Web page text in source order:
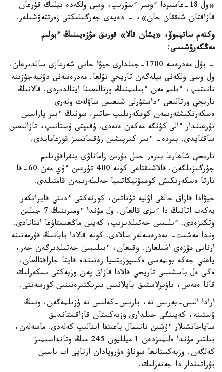
«ول 18-عاسىردا ءومىر ءسۇرىپ، وسى ولكەدە بيلىك قۇرعان
قازاقتان شىققان حان»، - دەيدى جەرگىلىكتى زەرتتەۋشىلەر.
وكتەم ساتيموۆ، «يشان قالا» قورىق مۋزەيىنىڭ ءبولىم
مەڭگەرۋشىسى:
- بۇل مەدرەسە 1700-جىلدارى حيۋا حانى شەرعازى سالدىرعان.
ول وسى ولكەنى بيلەگەن تاريحي تۇلعا. مەدرەسەنى دۇنيەجۇزىنە
تانىتىپ، ءىلىم مەن ءبىلىمنىڭ ورتالىعىنا اينالدىردى. قالانىڭ
تاريحي ورتالىعى ءداستۇرلى شىعىس ساۋلەت ونەرى
ەسكەرتكىشتەرىمەن كومكەرىلىپ جاتىر. سونىڭ ءبىر پاراسىن
تۇرعىندار ءالى كۇنگە مەكەن ەتەدى. ۇقىپتى ۇستانىپ، تازالىعىن
ساقتايدى. بىردە- ءبىر كىرپىشىن رۇقساتسىز قوزعامايدى.
تاريحي شاھارعا بىرەر جىل بۇرىن زاماناۋي ينفراقۇرىلىم
جۇرگىزىلگەن. قالاشىقتاعى كونە 400 تۇرعىن ءۇي مەن 60-قا
تارتا ەسكەرتكىش كوممۋنيكاتسيا جەلىلەرىمەن قامتىلدى.
حيۋادا قازاق حالقى اۋليە تۇتاتىن، كورنەكتى ءدىني قايراتكەر
بەكەت اتانىڭ دا ءىزى قالعان. ول مۇندا ءومىرىنىڭ 7 جىلىن
وتكىزەدى. ءىلىمىن جەتىلدىرىپ، كەيىن ماڭعىستاۋعا اتتانادى.
وندا مەشىت- مەدرەسەلەر سالادى. كونە قالادا بابانىڭ قۇرمەتىنە
ارنايى مۋزەي اشىلعان. وقىعان، ءبىلىمىن جەتىلدىرگەن جەر،
ياعني جەكە بولمەسى ەكسپوزيتسيا رەتىندە قايتا جاراقتالعان.
ەكى ەل باسشىسى تاريحي قالادا قازاق پەن وزبەكتى ىسكەرلىك
قانا ەمەس، باۋىرلاستىق بايلانىس بىرىكتىرەتىنىن كورسەتتى.
ارادا الىس-بەرىس تە، بارىس-كەلىس تە ۇزىلمەگەن. ونىڭ
ۇستىنە، كەيىنگى جىلدارى وزبەكستان قازاقستاندىق
ساياحاتشىلار ءۇشىن تانىمال باعىتقا اينالىپ كەلەدى. ماسەلەن،
بىلتىر مۇندا ەلىمىزدەن 1 ميلليون 245 مىڭ وتانداسىمىز
كەلگەن. وزبەكستانعا سوناۋ ەۋروپادان ارنايى ات باسىن
بۇراتىندار دا جەتەرلىك.